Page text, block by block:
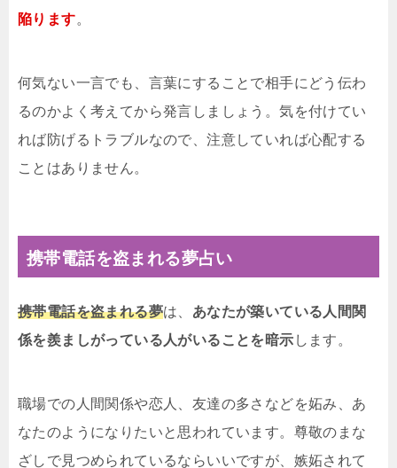
陥ります。
何気ない一言でも、言葉にすることで相手にどう伝わ
るのかよく考えてから発言しましょう。気を付けてい
れば防げるトラブルなので、注意していれば心配する
ことはありません。
携帯電話を盗まれる夢占い
携帯電話を盗まれる夢は、 あなたが築いている人間関
係を羨ましがっている人がいることを暗示 します。
職場での人間関係や恋人、友達の多さなどを妬み、あ
なたのようになりたいと思われています。尊敬のまな
ざしで見つめられているならいいですが、嫉妬されて